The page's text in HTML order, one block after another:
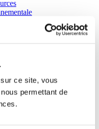
ce site, vous
permettant de